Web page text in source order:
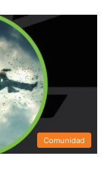
Comunidad